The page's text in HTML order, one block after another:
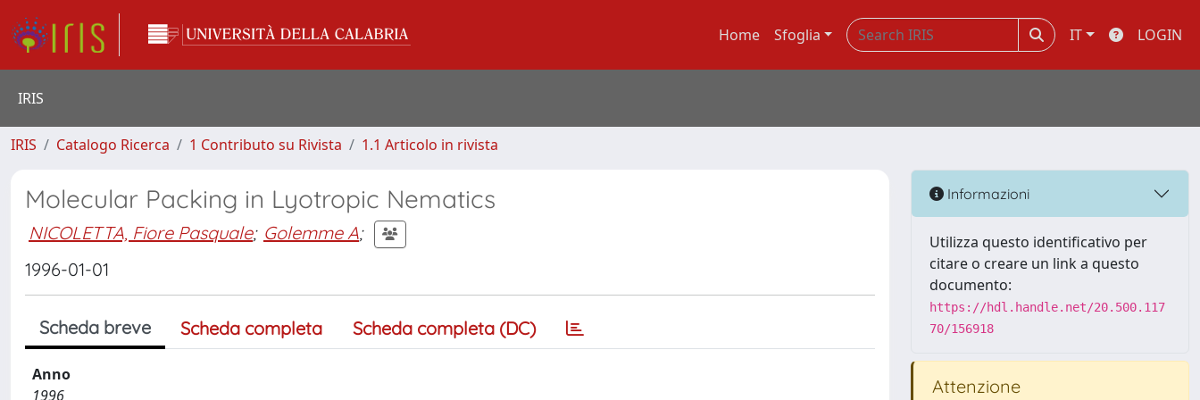
Home Sfoglia IT LOGIN
IRIS
IRIS Catalogo Ricerca 1 Contributo su Rivista 1.1 Articolo in rivista
Molecular Packing in Lyotropic Nematics
NICOLETTA, Fiore Pasquale; Golemme A;
1996-01-01
Scheda breve Scheda completa Scheda completa (DC)
Anno
1996
Informazioni
Utilizza questo identificativo per
citare o creare un link a questo
documento:
https://hdl.handle.net/20.500.117
70/156918
Attenzione